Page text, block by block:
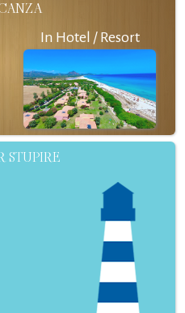
In Hotel / Resort
STUPIRE